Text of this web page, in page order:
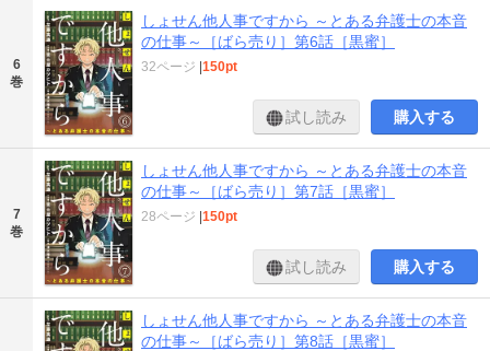
6
巻
しょせん他人事ですから ～とある弁護士の本音
の仕事～［ばら売り］第6話［黒蜜］
32ページ |150pt
試し読み 購入する
7
巻
しょせん他人事ですから ～とある弁護士の本音
の仕事～［ばら売り］第7話［黒蜜］
28ページ |150pt
試し読み 購入する
しょせん他人事ですから ～とある弁護士の本音
の仕事～［ばら売り］第8話［黒蜜］